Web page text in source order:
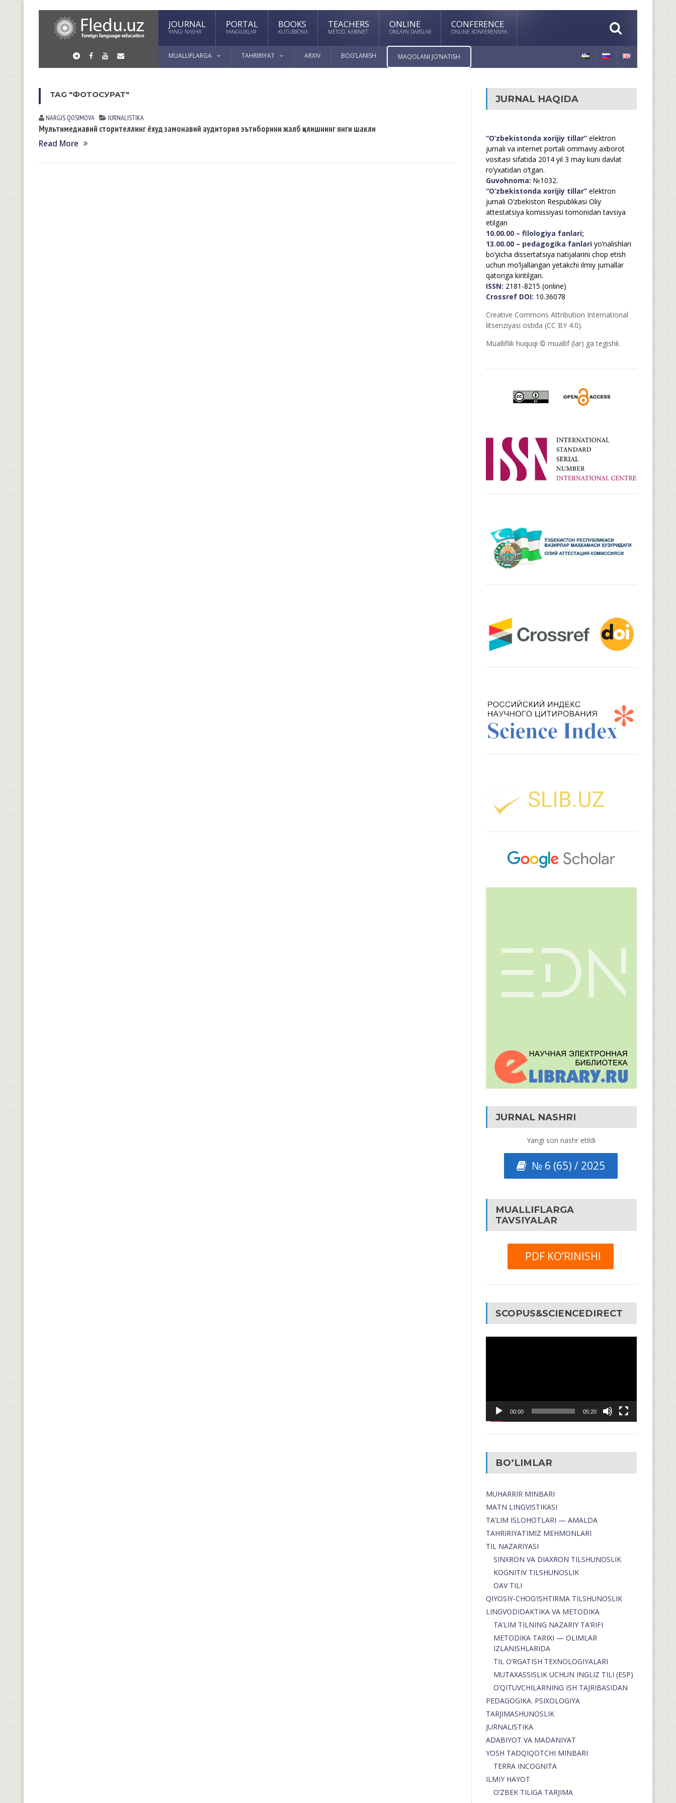
JOURNAL
YANGI NASHR
PORTAL
YANGILIKLAR
BOOKS
KUTUBXONA
TEACHERS
METOD. KABINET
ONLINE
ONLAYN DARSLAR
CONFERENCE
ONLINE KONFERENSIYA
MUALLIFLARGA TAHRIRIYAT ARXIV BOG’LANISH MAQOLANI JO’NATISH
TAG "ФОТОСУРАТ"
NARGIS QOSIMOVА JURNALISTIKA
Мультимедиавий сторителлинг ёхуд замонавий аудитория эътиборини жалб қилишнинг янги шакли
Read More
JURNAL HAQIDA
“O’zbekistonda xorijiy tillar”elektron
jurnali va internet portali ommaviy axborot
vositasi sifatida 2014 yil 3 may kuni davlat
ro’yxatidan o’tgan.
Guvohnoma: №1032.
“O’zbekistonda xorijiy tillar”elektron
jurnali O’zbekiston Respublikasi Oliy
attestatsiya komissiyasi tomonidan tavsiya
etilgan
10.00.00 – filologiya fanlari;
13.00.00 – pedagogika fanlariyo’nalishlari
bo’yicha dissertatsiya natijalarini chop etish
uchun mo’ljallangan yetakchi ilmiy jurnallar
qatoriga kiritilgan.
ISSN: 2181-8215 (online)
Crossref DOI: 10.36078
Creative Commons Attribution International
litsenziyasi ostida (CC BY 4.0).
Mualliflik huquqi © muallif (lar) ga tegishli.
JURNAL NASHRI
Yangi son nashr etildi
№ 6 (65) / 2025
MUALLIFLARGA
TAVSIYALAR
PDF KO’RINISHI
SCOPUS&SCIENCEDIRECT
00:00 05:20
BO’LIMLAR
MUHARRIR MINBARI
MATN LINGVISTIKASI
TA’LIM ISLOHOTLARI — AMALDA
TAHRIRIYATIMIZ MEHMONLARI
TIL NAZARIYASI
SINXRON VA DIAXRON TILSHUNOSLIK
KOGNITIV TILSHUNOSLIK
OAV TILI
QIYOSIY-CHOG‘ISHTIRMA TILSHUNOSLIK
LINGVODIDAKTIKA VA METODIKA
TA’LIM TILNING NAZARIY TA’RIFI
METODIKA TARIXI — OLIMLAR
IZLANISHLARIDA
TIL O’RGATISH TEXNOLOGIYALARI
MUTAXASSISLIK UCHUN INGLIZ TILI (ESP)
O’QITUVCHILARNING ISH TAJRIBASIDAN
PEDAGOGIKA. PSIXOLOGIYA
TARJIMASHUNOSLIK
JURNALISTIKA
ADABIYOT VA MADANIYAT
YOSH TADQIQOTCHI MINBARI
TERRA INCOGNITA
ILMIY HAYOT
O’ZBEK TILIGA TARJIMA